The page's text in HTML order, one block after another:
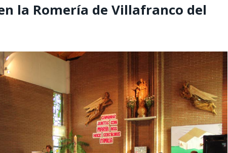
la Romería de Villafranco del